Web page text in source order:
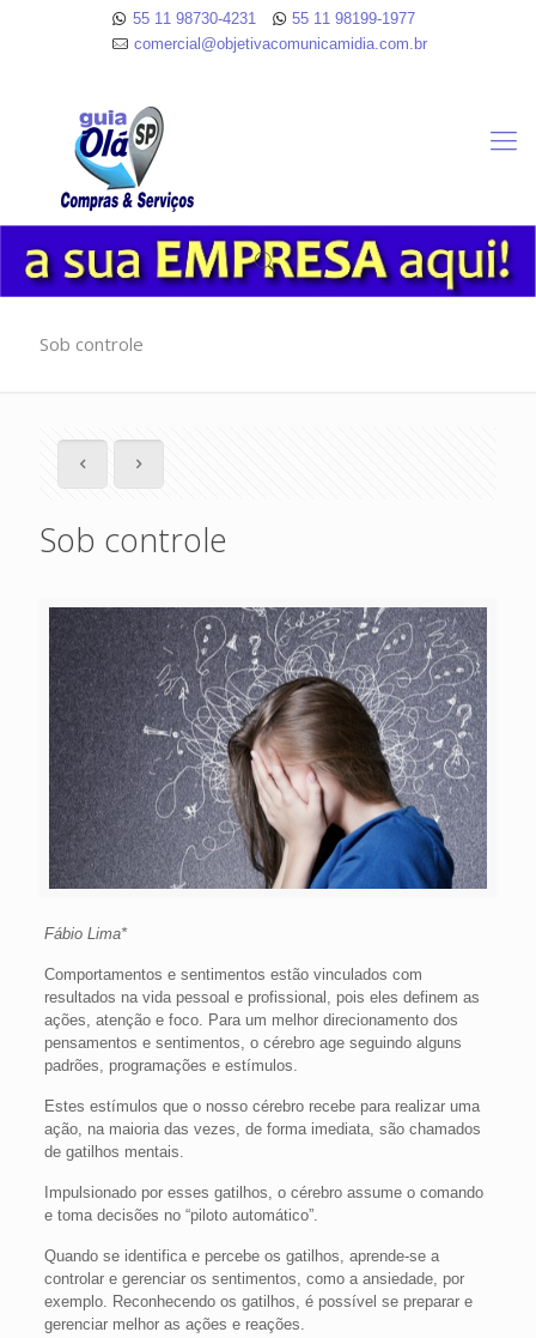
55 11 98730-4231
55 11 98199-1977
comercial@objetivacomunicamidia.com.br
Sob controle
Sob controle
Fábio Lima*
Comportamentos e sentimentos estão vinculados com
resultados na vida pessoal e profissional, pois eles definem as
ações, atenção e foco. Para um melhor direcionamento dos
pensamentos e sentimentos, o cérebro age seguindo alguns
padrões, programações e estímulos.
Estes estímulos que o nosso cérebro recebe para realizar uma
ação, na maioria das vezes, de forma imediata, são chamados
de gatilhos mentais.
Impulsionado por esses gatilhos, o cérebro assume o comando
e toma decisões no “piloto automático”.
Quando se identifica e percebe os gatilhos, aprende-se a
controlar e gerenciar os sentimentos, como a ansiedade, por
exemplo. Reconhecendo os gatilhos, é possível se preparar e
gerenciar melhor as ações e reações.